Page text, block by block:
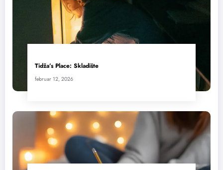
Tidža’s Place: Skladište
februar 12, 2026